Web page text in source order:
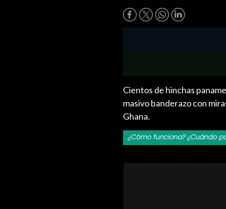
Cientos de hinchas
masivo banderazo con
Ghana.